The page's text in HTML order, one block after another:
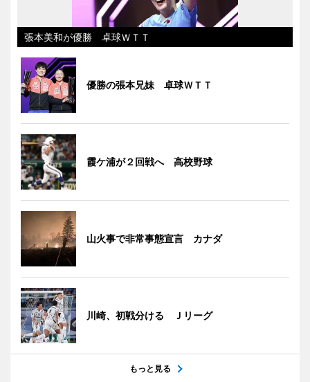
張本美和が優勝 卓球ＷＴＴ
優勝の張本兄妹 卓球ＷＴＴ
霞ケ浦が２回戦へ 高校野球
山火事で非常事態宣言 カナダ
川崎、初戦分ける Ｊリーグ
もっと見る